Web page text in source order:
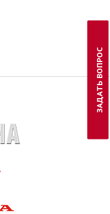
ЗАДАТЬ ВОПРОС